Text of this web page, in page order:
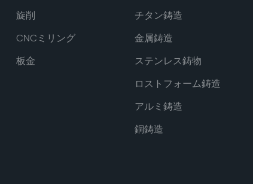
旋削
CNCミリング
板金
チタン鋳造
金属鋳造
ステンレス鋳物
ロストフォーム鋳造
アルミ鋳造
銅鋳造